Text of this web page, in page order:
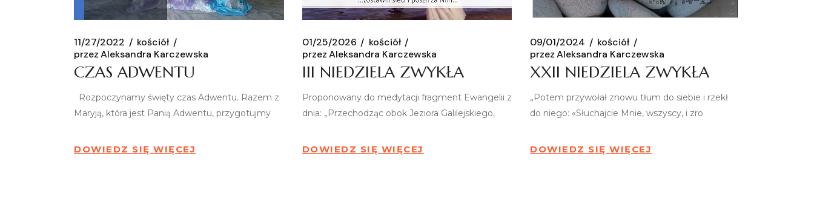
11/27/2022
kościół
przezAleksandra Karczewska
CZAS ADWENTU
Rozpoczynamy święty czas Adwentu. Razem z
Maryją, która jest Panią Adwentu, przygotujmy
DOWIEDZ SIĘ WIĘCEJ
01/25/2026
kościół
przezAleksandra Karczewska
III NIEDZIELA ZWYKŁA
Proponowany do medytacji fragment Ewangelii z
dnia: „Przechodząc obok Jeziora Galilejskiego,
DOWIEDZ SIĘ WIĘCEJ
09/01/2024
kościół
przez Aleksandra Karczewska
XXII NIEDZIELA ZWYKŁA
„Potem przywołał znowu tłum do siebie i rzekł
do niego: «Słuchajcie Mnie, wszyscy, i zro
DOWIEDZ SIĘ WIĘCEJ